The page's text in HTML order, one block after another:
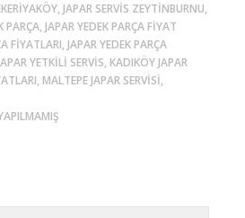
JAPAR SERVIS ZEYTINBURNU,
PARÇA, JAPAR YEDEK PARÇA FIYAT
FIYATLARI, JAPAR YEDEK PARÇA
YETKILI SERVIS, KADIKÖY JAPAR
MALTEPE JAPAR SERVISI,